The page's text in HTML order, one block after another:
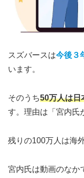
スズバースは今後３
います。
そのうち50万人は日
す。理由は「宮内氏
残りの100万人は海
宮内氏は動画のなか